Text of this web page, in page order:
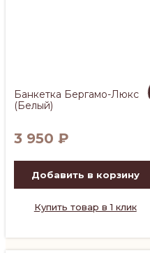
Банкетка Бергамо-Люкс
(Белый)
3 950 ₽
Добавить в корзину
Купить товар в 1 клик